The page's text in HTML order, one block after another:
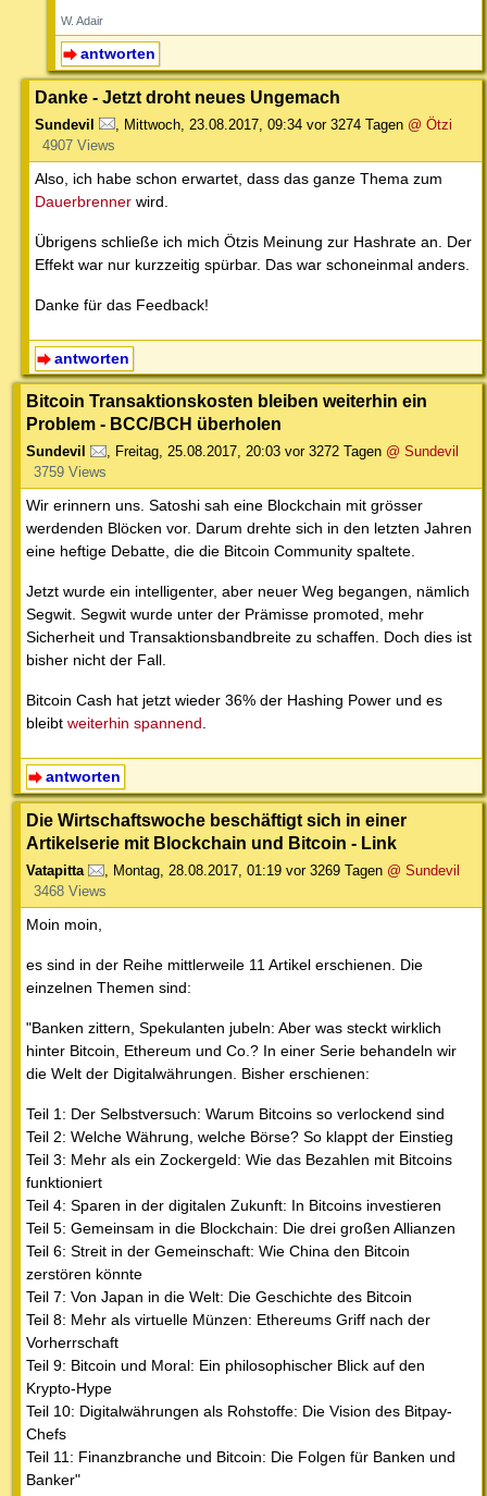
W. Adair
antworten
Danke - Jetzt droht neues Ungemach
Sundevil Mittwoch, 23.08.2017, 09:34 vor 3274 Tagen @ Ötzi
4907 Views
Also, ich habe schon erwartet, dass das ganze Thema zum
Dauerbrenner wird.
Übrigens schließe ich mich Ötzis Meinung zur Hashrate an. Der
Effekt war nur kurzzeitig spürbar. Das war schoneinmal anders.
Danke für das Feedback!
antworten
Bitcoin Transaktionskosten bleiben weiterhin ein
Problem - BCC/BCH überholen
Sundevil , Freitag, 25.08.2017, 20:03 vor 3272 Tagen @ Sundevil
3759 Views
Wir erinnern uns. Satoshi sah eine Blockchain mit grösser
werdenden Blöcken vor. Darum drehte sich in den letzten Jahren
eine heftige Debatte, die die Bitcoin Community spaltete.
Jetzt wurde ein intelligenter, aber neuer Weg begangen, nämlich
Segwit. Segwit wurde unter der Prämisse promoted, mehr
Sicherheit und Transaktionsbandbreite zu schaffen. Doch dies ist
bisher nicht der Fall.
Bitcoin Cash hat jetzt wieder 36% der Hashing Power und es
bleibt weiterhin spannend.
antworten
Die Wirtschaftswoche beschäftigt sich in einer
Artikelserie mit Blockchain und Bitcoin - Link
Vatapitta , Montag, 28.08.2017, 01:19 vor 3269 Tagen @ Sundevil
3468 Views
Moin moin,
es sind in der Reihe mittlerweile 11 Artikel erschienen. Die
einzelnen Themen sind:
"Banken zittern, Spekulanten jubeln: Aber was steckt wirklich
hinter Bitcoin, Ethereum und Co.? In einer Serie behandeln wir
die Welt der Digitalwährungen. Bisher erschienen:
Teil 1: Der Selbstversuch: Warum Bitcoins so verlockend sind
Teil 2: Welche Währung, welche Börse? So klappt der Einstieg
Teil 3: Mehr als ein Zockergeld: Wie das Bezahlen mit Bitcoins
funktioniert
Teil 4: Sparen in der digitalen Zukunft: In Bitcoins investieren
Teil 5: Gemeinsam in die Blockchain: Die drei großen Allianzen
Teil 6: Streit in der Gemeinschaft: Wie China den Bitcoin
zerstören könnte
Teil 7: Von Japan in die Welt: Die Geschichte des Bitcoin
Teil 8: Mehr als virtuelle Münzen: Ethereums Griff nach der
Vorherrschaft
Teil 9: Bitcoin und Moral: Ein philosophischer Blick auf den
Krypto-Hype
Teil 10: Digitalwährungen als Rohstoffe: Die Vision des Bitpay-
Chefs
Teil 11: Finanzbranche und Bitcoin: Die Folgen für Banken und
Banker"